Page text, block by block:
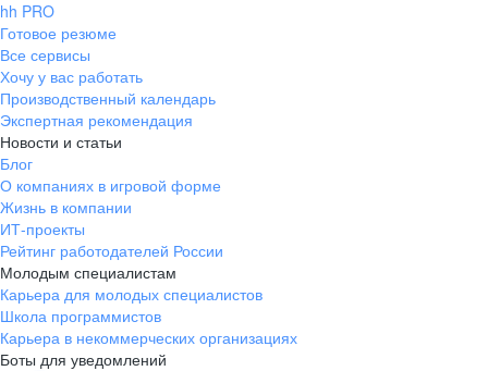
hh PRO
Готовое резюме
Все сервисы
Хочу у вас работать
Производственный календарь
Экспертная рекомендация
Новости и статьи
Блог
О компаниях в игровой форме
Жизнь в компании
ИТ-проекты
Рейтинг работодателей России
Молодым специалистам
Карьера для молодых специалистов
Школа программистов
Карьера в некоммерческих организациях
Боты для уведомлений